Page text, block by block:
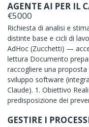
AGENTE AI PER IL
€5000
Richiesta di analisi e
distinte base e cicli di
AdHoc (Zucchetti) —
lettura Documento
raccogliere una
sviluppo software
Claude). 1. Obiettivo
predisposizione dei
GESTIRE I